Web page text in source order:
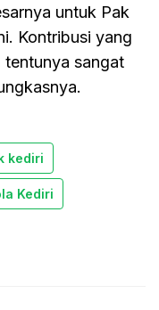
untuk Pak
Kontribusi yang
tentunya sangat
kediri
Kediri